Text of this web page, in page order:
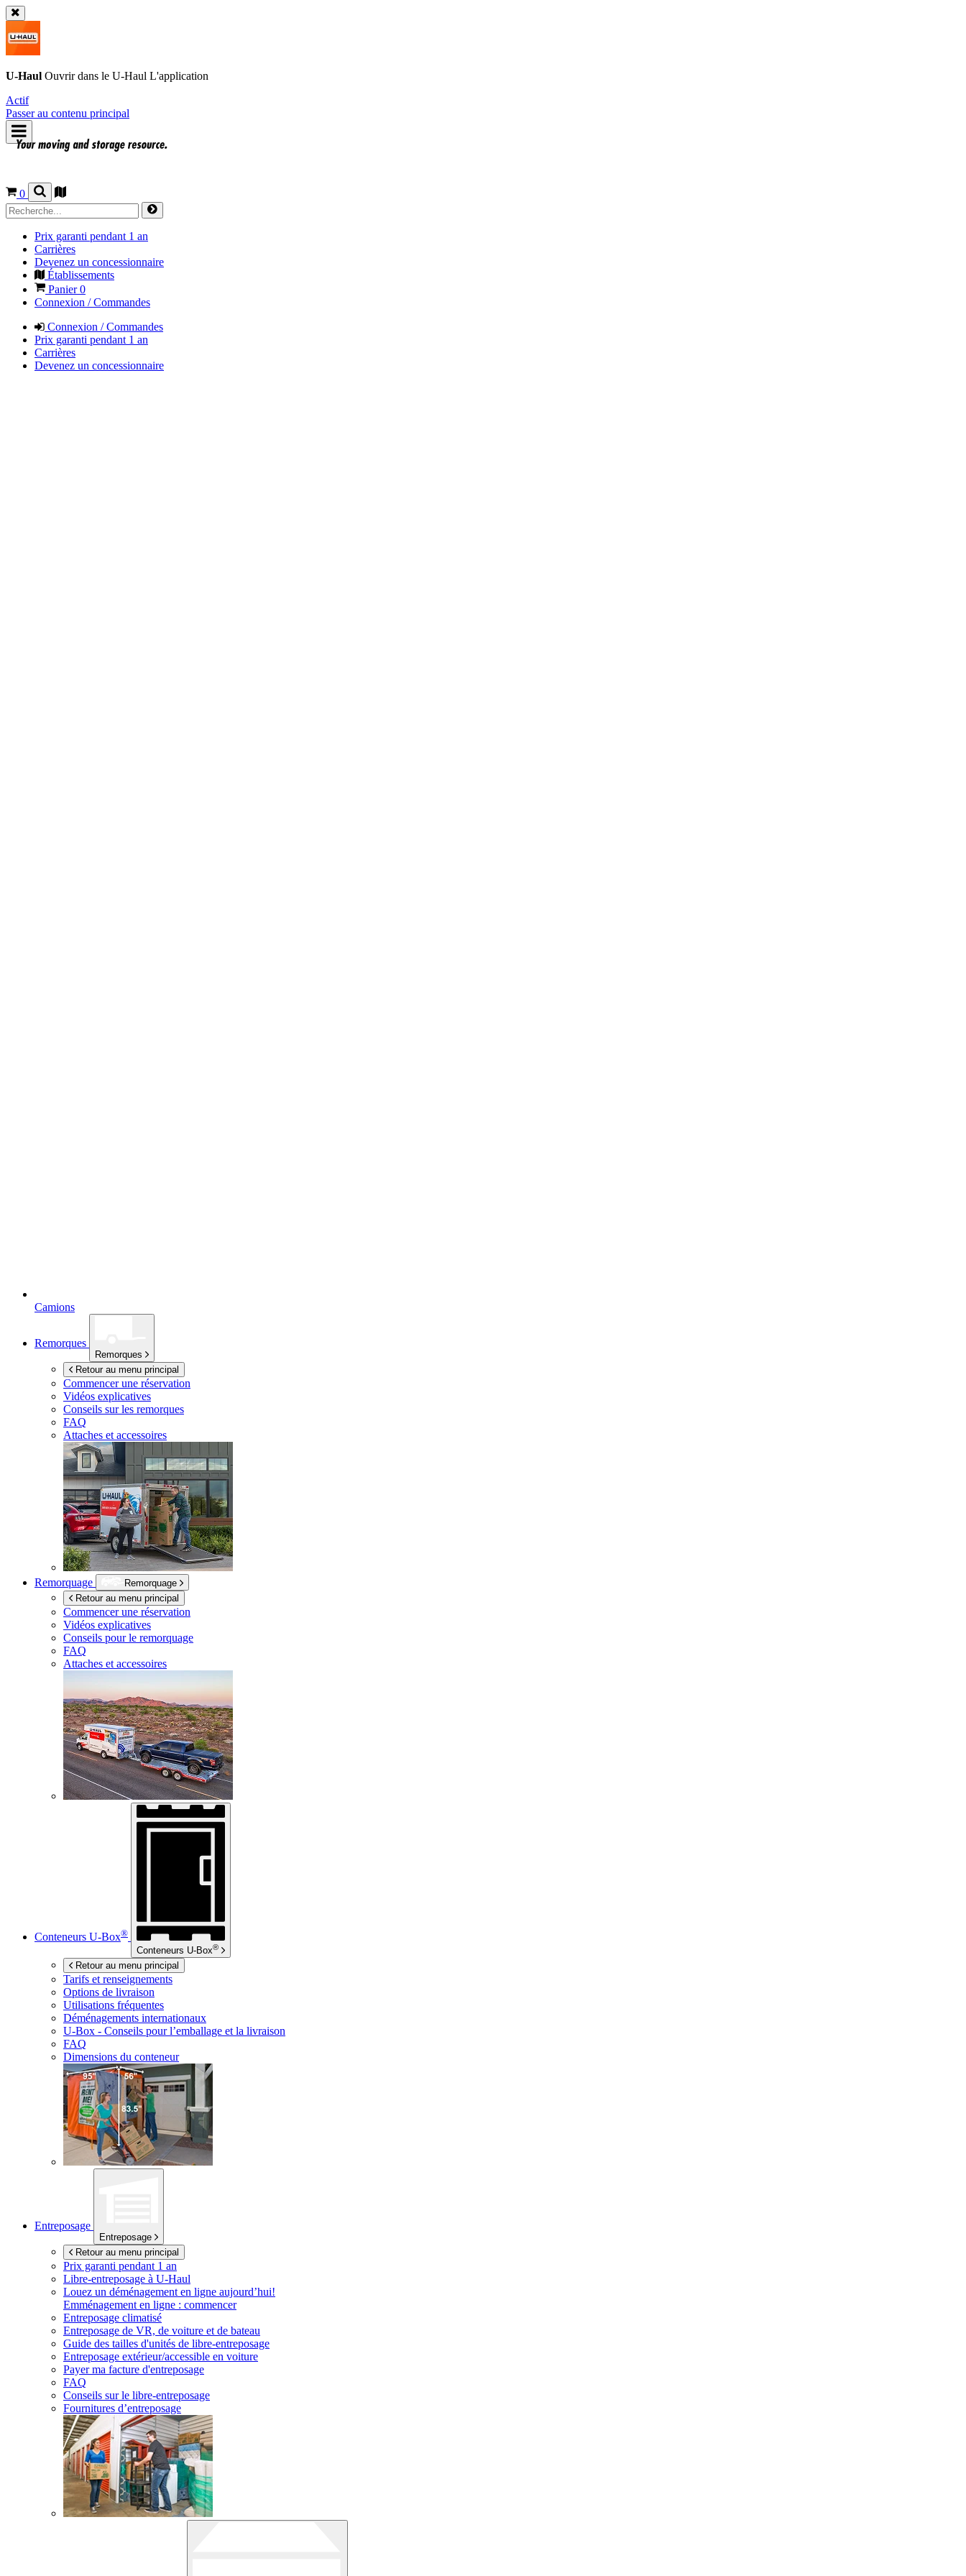
U-Haul Ouvrir dans le U-Haul L'application
Actif
Passer au contenu principal
0
Prix garanti pendant 1 an
Carrières
Devenez un concessionnaire
Établissements
Panier0
Connexion / Commandes
Connexion / Commandes
Prix garanti pendant 1 an
Carrières
Devenez un concessionnaire
Camions
Remorques
Remorques
Retour au menu principal
Commencer une réservation
Vidéos explicatives
Conseils sur les remorques
FAQ
Attaches et accessoires
Remorquage
Remorquage
Retour au menu principal
Commencer une réservation
Vidéos explicatives
Conseils pour le remorquage
FAQ
Attaches et accessoires
Conteneurs U-Box®
Conteneurs U-Box®
Retour au menu principal
Tarifs et renseignements
Options de livraison
Utilisations fréquentes
Déménagements internationaux
U-Box - Conseils pour l’emballage et la livraison
FAQ
Dimensions du conteneur
Entreposage
Entreposage
Retour au menu principal
Prix garanti pendant 1 an
Libre-entreposage à U-Haul
Louez un déménagement en ligne aujourd’hui!
Emménagement en ligne : commencer
Entreposage climatisé
Entreposage de VR, de voiture et de bateau
Guide des tailles d'unités de libre-entreposage
Entreposage extérieur/accessible en voiture
Payer ma facture d'entreposage
FAQ
Conseils sur le libre-entreposage
Fournitures d’entreposage